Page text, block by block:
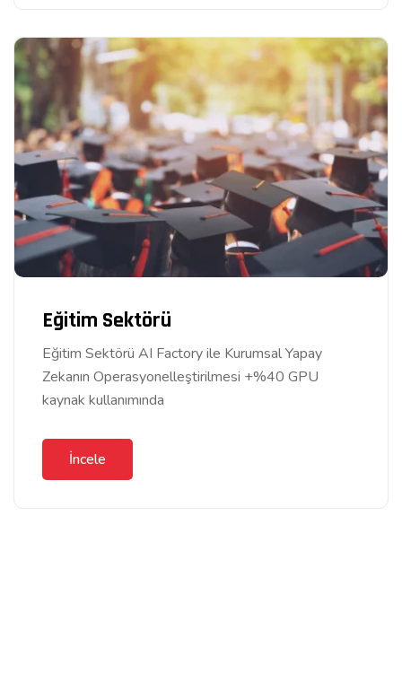
Eğitim Sektörü
Eğitim Sektörü AI Factory ile Kurumsal Yapay
Zekanın Operasyonelleştirilmesi +%40 GPU
kaynak kullanımında
İncele